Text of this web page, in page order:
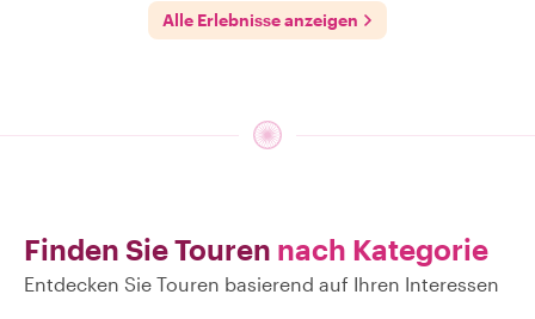
Alle Erlebnisse anzeigen
Finden Sie Touren nach Kategorie
Entdecken Sie Touren basierend auf Ihren Interessen